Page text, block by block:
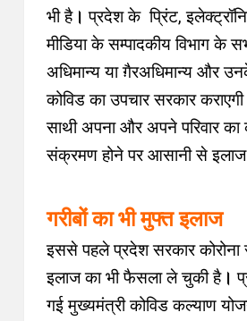
भी है। प्रदेश के प्रिंट,
मीडिया के सम्पादकीय विभाग के
अधिमान्य या ग़ैरअधिमान्य और
कोविड का उपचार सरकार कराएगी
साथी अपना और अपने परिवार का
संक्रमण होने पर आसानी से
गरीबों का भी मुफ्त इलाज
इससे पहले प्रदेश सरकार कोरोना
इलाज का भी फैसला ले चुकी है।
गई मुख्यमंत्री कोविड कल्याण